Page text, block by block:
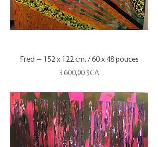
Fred -- 152 x 122 cm. / 60 x 48 pouces
Prix
3 600,00 $CA